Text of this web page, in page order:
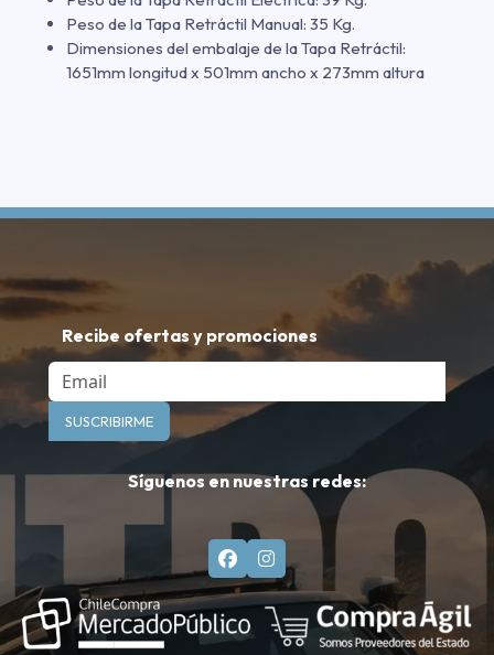
Peso de la Tapa Retráctil Manual: 35 Kg.
Dimensiones del embalaje de la Tapa Retráctil:
1651mm longitud x 501mm ancho x 273mm altura
Recibe ofertas y promociones
Email
SUSCRIBIRME
Síguenos en nuestras redes: